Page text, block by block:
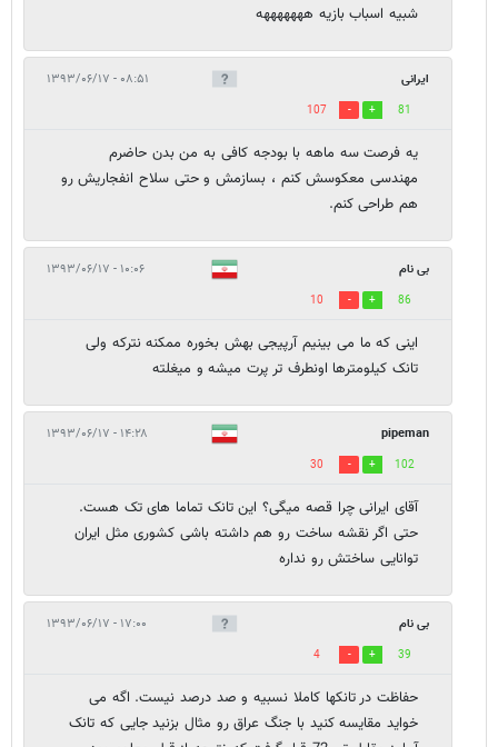
شبیه اسباب بازیه هههههههه
ایرانی ۰۸:۵۱ - ۱۳۹۳/۰۶/۱۷
81
107
یه فرصت سه ماهه با بودجه کافی به من بدن حاضرم
مهندسی معکوسش کنم ، بسازمش و حتی سلاح انفجاریش رو
هم طراحی کنم.
بی نام ۱۰:۰۶ - ۱۳۹۳/۰۶/۱۷
86
10
اینی که ما می بینیم آرپیجی بهش بخوره ممکنه نترکه ولی
تانک کیلومترها اونطرف تر پرت میشه و میغلته
pipeman ۱۴:۲۸ - ۱۳۹۳/۰۶/۱۷
102
30
آقای ایرانی چرا قصه میگی؟ این تانک تماما های تک هست.
حتی اگر نقشه ساخت رو هم داشته باشی کشوری مثل ایران
توانایی ساختش رو نداره
بی نام ۱۷:۰۰ - ۱۳۹۳/۰۶/۱۷
39
4
حفاظت در تانکها کاملا نسبیه و صد درصد نیست. اگه می
خواید مقایسه کنید با جنگ عراق رو مثال بزنید جایی که تانک